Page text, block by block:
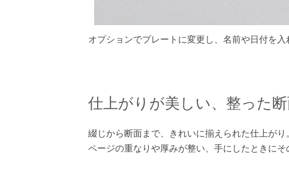
オプションでプレートに変更し、名前や日付を入
仕上がりが美しい、整った断
綴じから断面まで、きれいに揃えられた仕上がり。
ページの重なりや厚みが整い、手にしたときにそ